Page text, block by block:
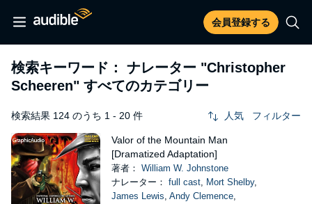
会員登録する
検索キーワード： ナレーター "Christopher
Scheeren" すべてのカテゴリー
検索結果 124 のうち 1 - 20 件 人気 フィルター
Valor of the Mountain Man
[Dramatized Adaptation]
著者： William W. Johnstone
ナレーター： full cast, Mort Shelby,
James Lewis, Andy Clemence,